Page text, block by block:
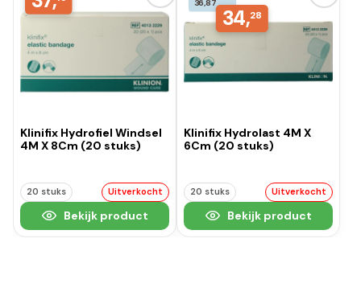
Klinifix Hydrofiel Windsel
4M X 8Cm (20 stuks)
20 stuks Uitverkocht
Bekijk product
34,28
Klinifix Hydrolast 4M X
6Cm (20 stuks)
20 stuks Uitverkocht
Bekijk product